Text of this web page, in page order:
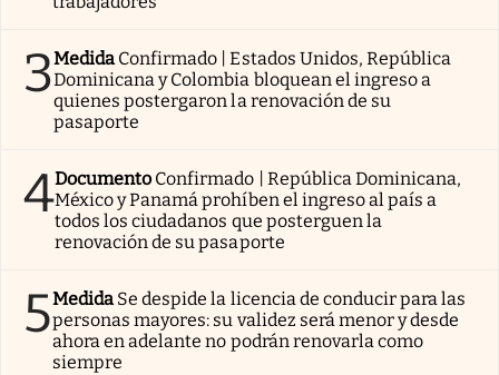
3Medida Confirmado | Estados Unidos, República
Dominicana y Colombia bloquean el ingreso a
quienes postergaron la renovación de su
pasaporte
4Documento Confirmado | República Dominicana,
México y Panamá prohíben el ingreso al país a
todos los ciudadanos que posterguen la
renovación de su pasaporte
5Medida Se despide la licencia de conducir para las
personas mayores: su validez será menor y desde
ahora en adelante no podrán renovarla como
siempre